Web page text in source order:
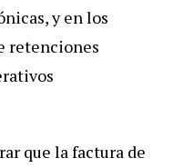
y en los
retenciones
que la factura de